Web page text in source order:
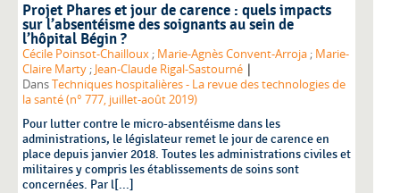
Projet Phares et jour de carence : quels impacts
sur l’absentéisme des soignants au sein de
l’hôpital Bégin ?
Cécile Poinsot-Chailloux ; Marie-Agnès Convent-Arroja ; Marie-
Claire Marty ; Jean-Claude Rigal-Sastourné |
DansTechniques hospitalières - La revue des technologies de
la santé (n° 777, juillet-août 2019)
Pour lutter contre le micro-absentéisme dans les
administrations, le législateur remet le jour de carence en
place depuis janvier 2018. Toutes les administrations civiles et
militaires y compris les établissements de soins sont
concernées. Par l[...]